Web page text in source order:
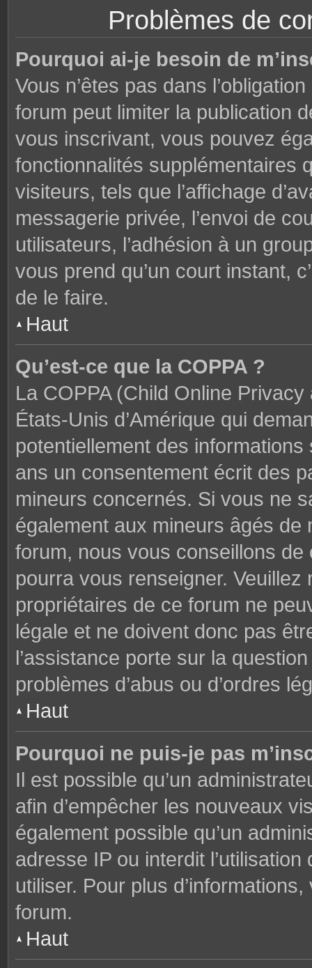
Problèmes de
Pourquoi ai-je besoin de
Vous n’êtes pas dans
forum peut limiter la publication
vous inscrivant, vous pouvez
fonctionnalités supplémentaires
visiteurs, tels que l’affichage
messagerie privée, l’envoi de
utilisateurs, l’adhésion à un
vous prend qu’un court instant,
de le faire.
Haut
Qu’est-ce que la COPPA ?
La COPPA (Child Online
États-Unis d’Amérique qui
potentiellement des
ans un consentement écrit des
mineurs concernés. Si vous ne
également aux mineurs âgés
forum, nous vous conseillons
pourra vous renseigner.
propriétaires de ce forum ne
légale et ne doivent donc pas
l’assistance porte sur la
problèmes d’abus ou d’ordres
Haut
Pourquoi ne puis-je pas
Il est possible qu’un
afin d’empêcher les nouveaux
également possible qu’un
adresse IP ou interdit
utiliser. Pour plus
forum.
Haut